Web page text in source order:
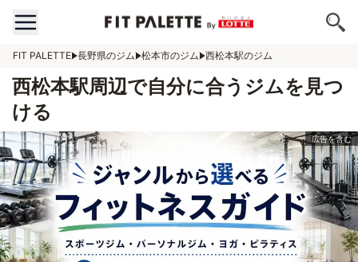
FIT PALETTE 長野県のジム 松本市のジム 西松本駅のジム
西松本駅周辺で自分に合うジムを見つ
ける